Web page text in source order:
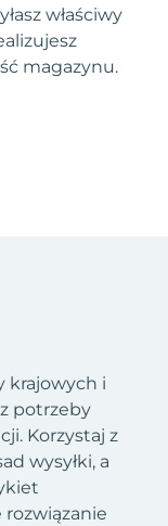
właściwy
magazynu.
krajowych i
potrzeby
Korzystaj z
wysyłki, a